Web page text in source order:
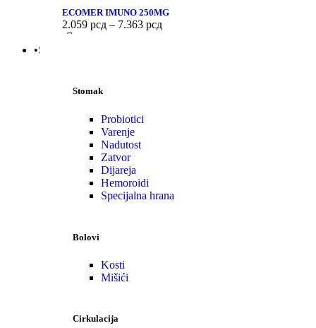
ECOMER IMUNO 250MG
2.059 рсд – 7.363 рсд
•Stomak | Bol | Cirkulacija
Stomak
Probiotici
Varenje
Nadutost
Zatvor
Dijareja
Hemoroidi
Specijalna hrana
Bolovi
Kosti
Mišići
Cirkulacija